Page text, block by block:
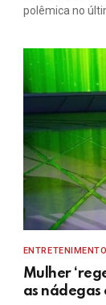
polêmica no
ENTRETENIMENTO
Mulher
as nádegas